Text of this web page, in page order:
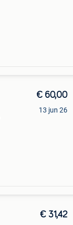
€ 60,00
13 jun 26
€ 31,42